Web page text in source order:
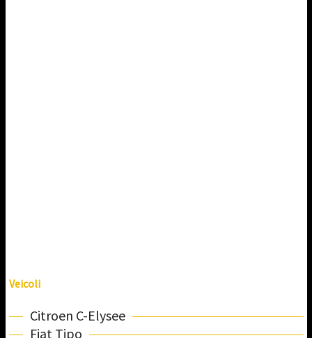
Veicoli
Citroen C-Elysee
Fiat Tipo